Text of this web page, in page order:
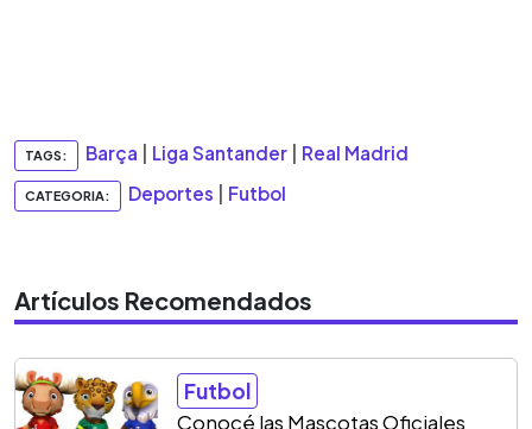
TAGS: Barça Liga Santander Real Madrid
CATEGORIA: Deportes Futbol
Artículos Recomendados
Futbol
Conocé las Mascotas Oficiales